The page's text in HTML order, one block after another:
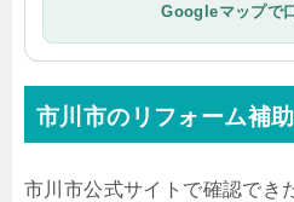
Googleマップで
市川市のリフォーム補
市川市公式サイトで確認でき